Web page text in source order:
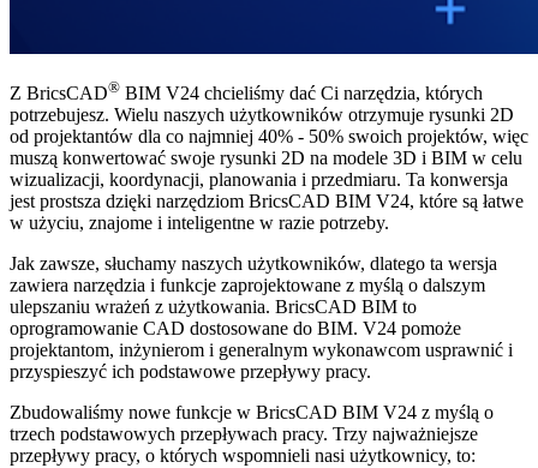
Z BricsCAD® BIM V24 chcieliśmy dać Ci narzędzia, których
potrzebujesz. Wielu naszych użytkowników otrzymuje rysunki 2D
od projektantów dla co najmniej 40% - 50% swoich projektów, więc
muszą konwertować swoje rysunki 2D na modele 3D i BIM w celu
wizualizacji, koordynacji, planowania i przedmiaru. Ta konwersja
jest prostsza dzięki narzędziom BricsCAD BIM V24, które są łatwe
w użyciu, znajome i inteligentne w razie potrzeby.
Jak zawsze, słuchamy naszych użytkowników, dlatego ta wersja
zawiera narzędzia i funkcje zaprojektowane z myślą o dalszym
ulepszaniu wrażeń z użytkowania. BricsCAD BIM to
oprogramowanie CAD dostosowane do BIM. V24 pomoże
projektantom, inżynierom i generalnym wykonawcom usprawnić i
przyspieszyć ich podstawowe przepływy pracy.
Zbudowaliśmy nowe funkcje w BricsCAD BIM V24 z myślą o
trzech podstawowych przepływach pracy. Trzy najważniejsze
przepływy pracy, o których wspomnieli nasi użytkownicy, to: